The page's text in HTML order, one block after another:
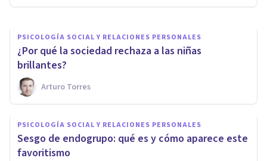
PSICOLOGÍA SOCIAL Y RELACIONES PERSONALES
​¿Por qué la sociedad rechaza a las niñas
brillantes?
Arturo Torres
PSICOLOGÍA SOCIAL Y RELACIONES PERSONALES
Sesgo de endogrupo: qué es y cómo aparece este
favoritismo